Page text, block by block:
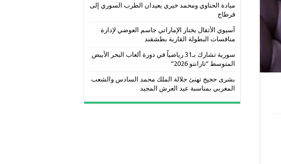
ميادة الحناوي ومحمد خيري يعيدان الطرب السوري إلى
قرطاج
آسيوي الأثقال يختار الإماراتي جاسم العوضي لإدارة
منافسات البطولة القارية بطشقند
سورية تشارك بـ31 رياضياً في دورة ألعاب البحر الأبيض
المتوسط “تارانتو 2026”
بشرى حجيج تهنئ جلالة الملك محمد السادس والشعب
المغربي بمناسبة عيد العرش المجيد